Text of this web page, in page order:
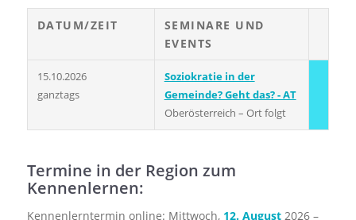
DATUM/ZEIT
SEMINARE UND
EVENTS
15.10.2026
ganztags
Soziokratie in der
Gemeinde? Geht das? - AT
Oberösterreich – Ort folgt
Termine in der Region zum
Kennenlernen:
Kennenlerntermin online: Mittwoch, 12. August2026 –